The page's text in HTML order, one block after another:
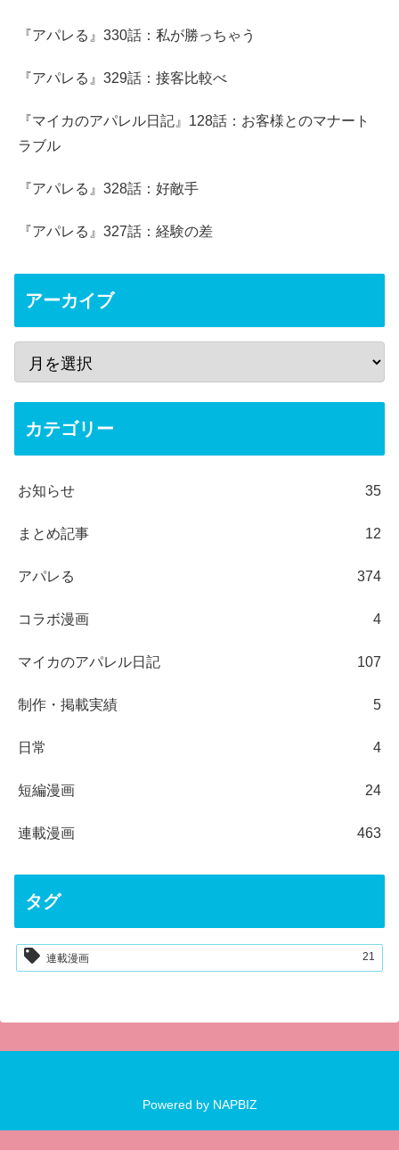
『アパレる』330話：私が勝っちゃう
『アパレる』329話：接客比較べ
『マイカのアパレル日記』128話：お客様とのマナート
ラブル
『アパレる』328話：好敵手
『アパレる』327話：経験の差
アーカイブ
カテゴリー
お知らせ 35
まとめ記事 12
アパレる 374
コラボ漫画 4
マイカのアパレル日記 107
制作・掲載実績 5
日常 4
短編漫画 24
連載漫画 463
タグ
連載漫画 21
Powered by NAPBIZ